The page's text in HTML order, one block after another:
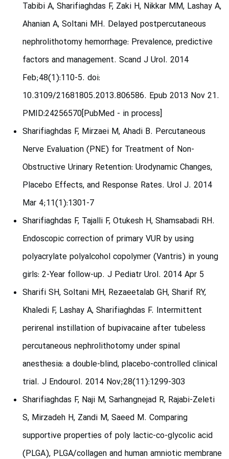
Tabibi A, Sharifiaghdas F, Zaki H, Nikkar MM, Lashay A,
Ahanian A, Soltani MH. Delayed postpercutaneous
nephrolithotomy hemorrhage: Prevalence, predictive
factors and management. Scand J Urol. 2014
Feb;48(1):110-5. doi:
10.3109/21681805.2013.806586. Epub 2013 Nov 21.
PMID:24256570[PubMed - in process]
Sharifiaghdas F, Mirzaei M, Ahadi B. Percutaneous
Nerve Evaluation (PNE) for Treatment of Non-
Obstructive Urinary Retention: Urodynamic Changes,
Placebo Effects, and Response Rates. Urol J. 2014
Mar 4;11(1):1301-7
Sharifiaghdas F, Tajalli F, Otukesh H, Shamsabadi RH.
Endoscopic correction of primary VUR by using
polyacrylate polyalcohol copolymer (Vantris) in young
girls: 2-Year follow-up. J Pediatr Urol. 2014 Apr 5
Sharifi SH, Soltani MH, Rezaeetalab GH, Sharif RY,
Khaledi F, Lashay A, Sharifiaghdas F. Intermittent
perirenal instillation of bupivacaine after tubeless
percutaneous nephrolithotomy under spinal
anesthesia: a double-blind, placebo-controlled clinical
trial. J Endourol. 2014 Nov;28(11):1299-303
Sharifiaghdas F, Naji M, Sarhangnejad R, Rajabi-Zeleti
S, Mirzadeh H, Zandi M, Saeed M. Comparing
supportive properties of poly lactic-co-glycolic acid
(PLGA), PLGA/collagen and human amniotic membrane